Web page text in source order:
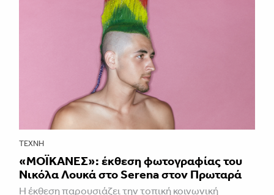
ΤΈΧΝΗ
«ΜΟΪΚΑΝΕΣ»: έκθεση φωτογραφίας του
Νικόλα Λουκά στο Serena στον Πρωταρά
H έκθεση παρουσιάζει την τοπική κοινωνική